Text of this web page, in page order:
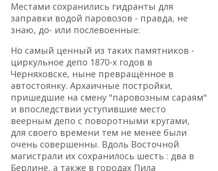
Местами сохранились гидранты для
заправки водой паровозов - правда, не
знаю, до- или послевоенные:
Но самый ценный из таких памятников -
циркульное депо 1870-х годов в
Черняховске, ныне превращённое в
автостоянку. Архаичные постройки,
пришедшие на смену "паровозным сараям"
и впоследствии уступившие место
веерным депо с поворотными кругами,
для своего времени тем не менее были
очень совершенны. Вдоль Восточной
магистрали их сохранилось шесть : два в
Берлине, а также в городах Пила